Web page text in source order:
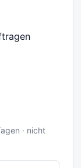
· nicht